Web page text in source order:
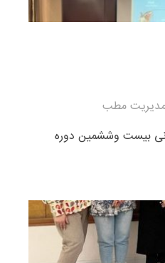
مطب
بیست وششمین دوره